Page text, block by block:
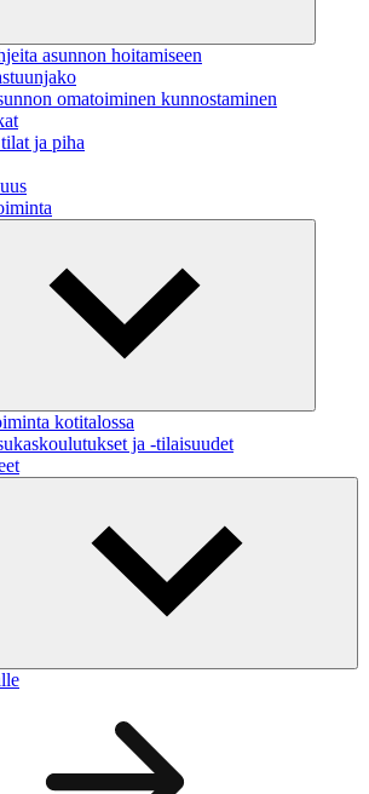
asunnon hoitamiseen
omatoiminen kunnostaminen
ja piha
kotitalossa
ja -tilaisuudet